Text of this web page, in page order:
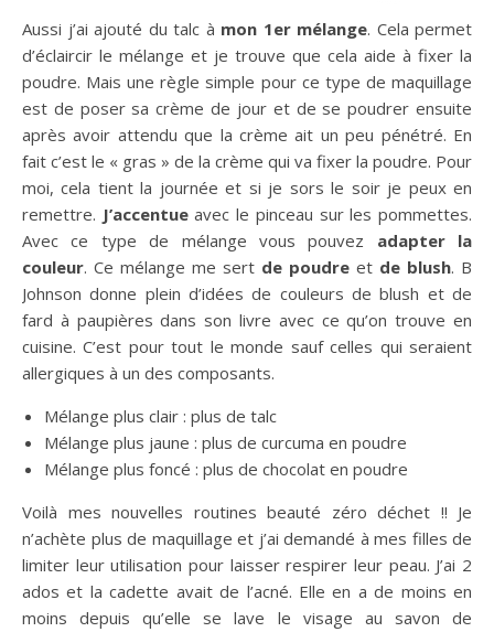
Aussi j’ai ajouté du talc à mon 1er mélange. Cela permet
d’éclaircir le mélange et je trouve que cela aide à fixer la
poudre. Mais une règle simple pour ce type de maquillage
est de poser sa crème de jour et de se poudrer ensuite
après avoir attendu que la crème ait un peu pénétré. En
fait c’est le « gras » de la crème qui va fixer la poudre. Pour
moi, cela tient la journée et si je sors le soir je peux en
remettre. J’accentueavec le pinceau sur les pommettes.
Avec ce type de mélange vous pouvez adapter la
couleur. Ce mélange me sert de poudre et de blush. B
Johnson donne plein d’idées de couleurs de blush et de
fard à paupières dans son livre avec ce qu’on trouve en
cuisine. C’est pour tout le monde sauf celles qui seraient
allergiques à un des composants.
Mélange plus clair : plus de talc
Mélange plus jaune : plus de curcuma en poudre
Mélange plus foncé : plus de chocolat en poudre
Voilà mes nouvelles routines beauté zéro déchet !! Je
n’achète plus de maquillage et j’ai demandé à mes filles de
limiter leur utilisation pour laisser respirer leur peau. J’ai 2
ados et la cadette avait de l’acné. Elle en a de moins en
moins depuis qu’elle se lave le visage au savon de